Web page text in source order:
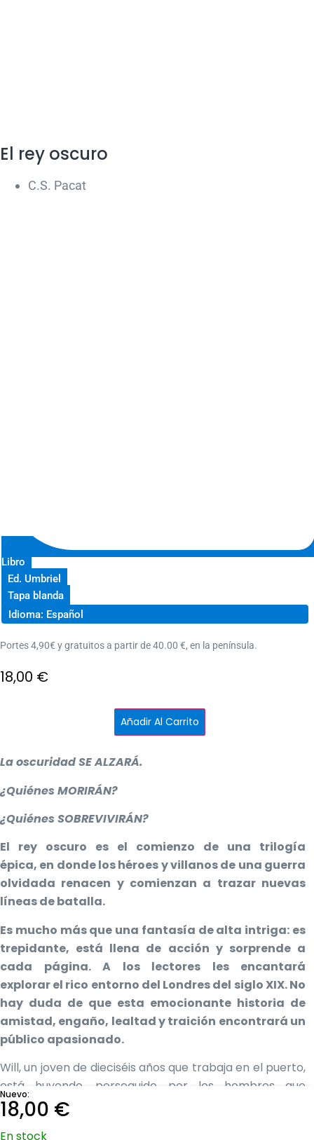
El rey oscuro
C.S. Pacat
Libro
Ed. Umbriel
Tapa blanda
Idioma: Español
Portes 4,90€ y gratuitos a partir de 40.00 €, en la península.
18,00 €
Añadir Al Carrito
La oscuridad SE ALZARÁ.
¿Quiénes MORIRÁN?
¿Quiénes SOBREVIVIRÁN?
El rey oscuro es el comienzo de una trilogía
épica, en donde los héroes y villanos de una guerra
olvidada renacen y comienzan a trazar nuevas
líneas de batalla.
Es mucho más que una fantasía de alta intriga: es
trepidante, está llena de acción y sorprende a
cada página. A los lectores les encantará
explorar el rico entorno del Londres del siglo XIX. No
hay duda de que esta emocionante historia de
amistad, engaño, lealtad y traición encontrará un
público apasionado.
Will, un joven de dieciséis años que trabaja en el puerto,
está huyendo, perseguido por los hombres que
mataron a su madre. Luego, un viejo sirviente le revela
que su destino es luchar junto a los Guardianes, quienes
Nuevo:
18,00 €
En stock